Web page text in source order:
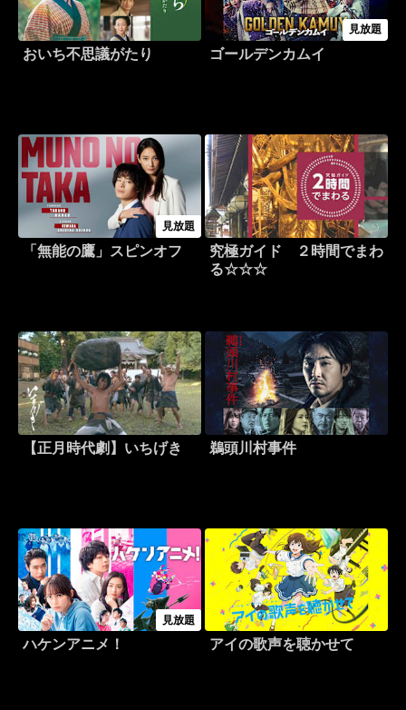
おいち不思議がたり
見放題
ゴールデンカムイ
見放題
「無能の鷹」スピンオフ
究極ガイド ２時間でまわ
る☆☆☆
【正月時代劇】いちげき 鵜頭川村事件
見放題
ハケンアニメ！ アイの歌声を聴かせて